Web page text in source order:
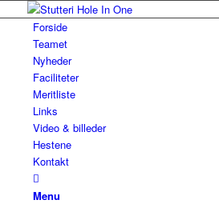
Forside
Teamet
Nyheder
Faciliteter
Meritliste
Links
Video & billeder
Hestene
Kontakt
Menu